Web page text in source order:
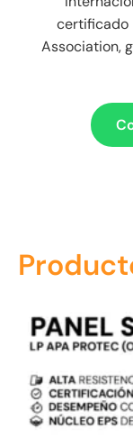
certificado
Association,